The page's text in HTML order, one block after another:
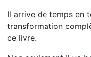
Il arrive de temps en
transformation
ce livre.